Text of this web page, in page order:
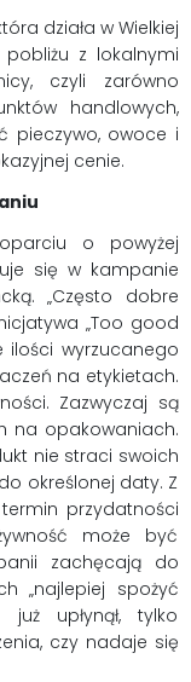
działa w Wielkiej
pobliżu z lokalnymi
czyli zarówno
handlowych,
pieczywo, owoce i
cenie.
o powyżej
się w kampanie
„Często dobre
„Too good
ilości wyrzucanego
na etykietach.
Zazwyczaj są
na opakowaniach.
nie straci swoich
określonej daty. Z
przydatności
może być
zachęcają do
„najlepiej spożyć
upłynął, tylko
czy nadaje się